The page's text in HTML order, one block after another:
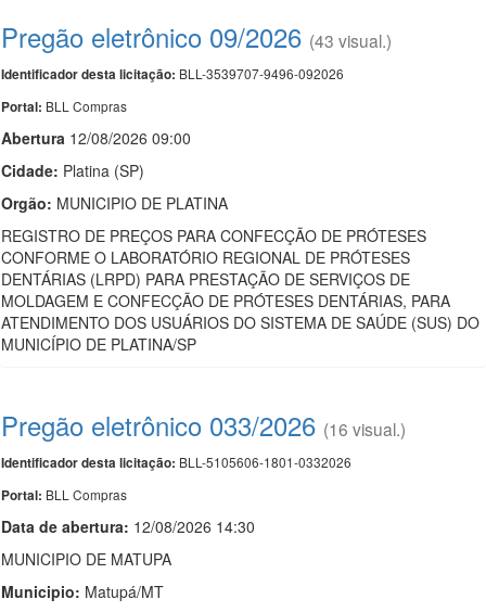
Pregão eletrônico 09/2026 (43 visual.)
Identificador desta licitação: BLL-3539707-9496-092026
Portal: BLL Compras
Abertura 12/08/2026 09:00
Cidade: Platina (SP)
Orgão: MUNICIPIO DE PLATINA
REGISTRO DE PREÇOS PARA CONFECÇÃO DE PRÓTESES
CONFORME O LABORATÓRIO REGIONAL DE PRÓTESES
DENTÁRIAS (LRPD) PARA PRESTAÇÃO DE SERVIÇOS DE
MOLDAGEM E CONFECÇÃO DE PRÓTESES DENTÁRIAS, PARA
ATENDIMENTO DOS USUÁRIOS DO SISTEMA DE SAÚDE (SUS) DO
MUNICÍPIO DE PLATINA/SP
Pregão eletrônico 033/2026 (16 visual.)
Identificador desta licitação: BLL-5105606-1801-0332026
Portal: BLL Compras
Data de abertura: 12/08/2026 14:30
MUNICIPIO DE MATUPA
Municipio: Matupá/MT